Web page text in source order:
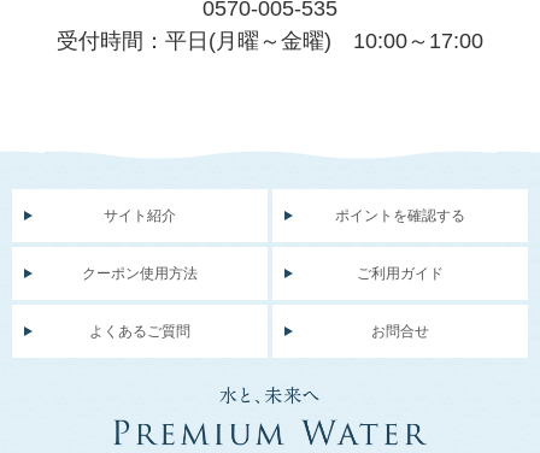
0570-005-535
受付時間：平日(月曜～金曜) 10:00～17:00
サイト紹介 ポイントを確認する
クーポン使用方法 ご利用ガイド
よくあるご質問 お問合せ